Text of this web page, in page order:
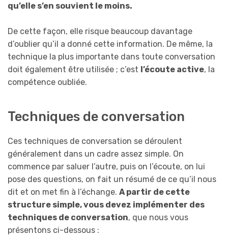
qu’elle s’en souvient le moins.
De cette façon, elle risque beaucoup davantage
d’oublier qu’il a donné cette information. De même, la
technique la plus importante dans toute conversation
doit également être utilisée ; c’est l’écoute active, la
compétence oubliée.
Techniques de conversation
Ces techniques de conversation se déroulent
généralement dans un cadre assez simple. On
commence par saluer l’autre, puis on l’écoute, on lui
pose des questions, on fait un résumé de ce qu’il nous
dit et on met fin à l’échange. A partir de cette
structure simple, vous devez implémenter des
techniques de conversation, que nous vous
présentons ci-dessous :